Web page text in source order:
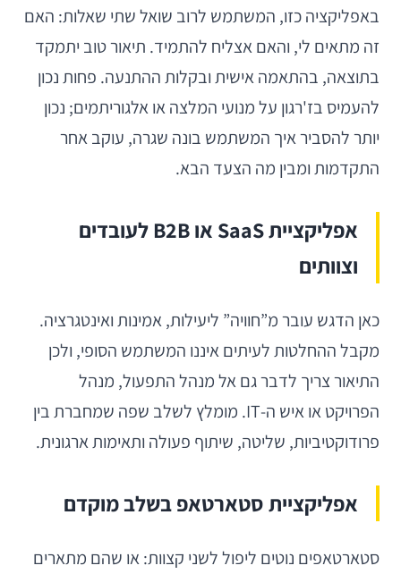
באפליקציה כזו, המשתמש לרוב שואל שתי שאלות: האם
זה מתאים לי, והאם אצליח להתמיד. תיאור טוב יתמקד
בתוצאה, בהתאמה אישית ובקלות ההתנעה. פחות נכון
להעמיס בז'רגון על מנועי המלצה או אלגוריתמים; נכון
יותר להסביר איך המשתמש בונה שגרה, עוקב אחר
התקדמות ומבין מה הצעד הבא.
אפליקציית SaaS או B2B לעובדים
וצוותים
כאן הדגש עובר מ”חוויה” ליעילות, אמינות ואינטגרציה.
מקבל ההחלטות לעיתים איננו המשתמש הסופי, ולכן
התיאור צריך לדבר גם אל מנהל התפעול, מנהל
הפרויקט או איש ה-IT. מומלץ לשלב שפה שמחברת בין
פרודוקטיביות, שליטה, שיתוף פעולה ותאימות ארגונית.
אפליקציית סטארטאפ בשלב מוקדם
סטארטאפים נוטים ליפול לשני קצוות: או שהם מתארים